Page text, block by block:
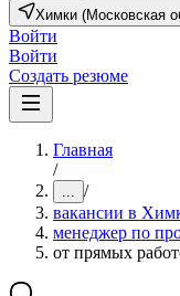
Химки (Московская
Войти
Войти
Создать резюме
Главная
/
... /
вакансии в
менеджер по
от прямых